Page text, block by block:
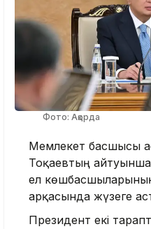
Фото: Ақорда
Мемлекет басшысы
Тоқаевтың
ел көшбасшыларының
арқасында жүзеге
Президент екі